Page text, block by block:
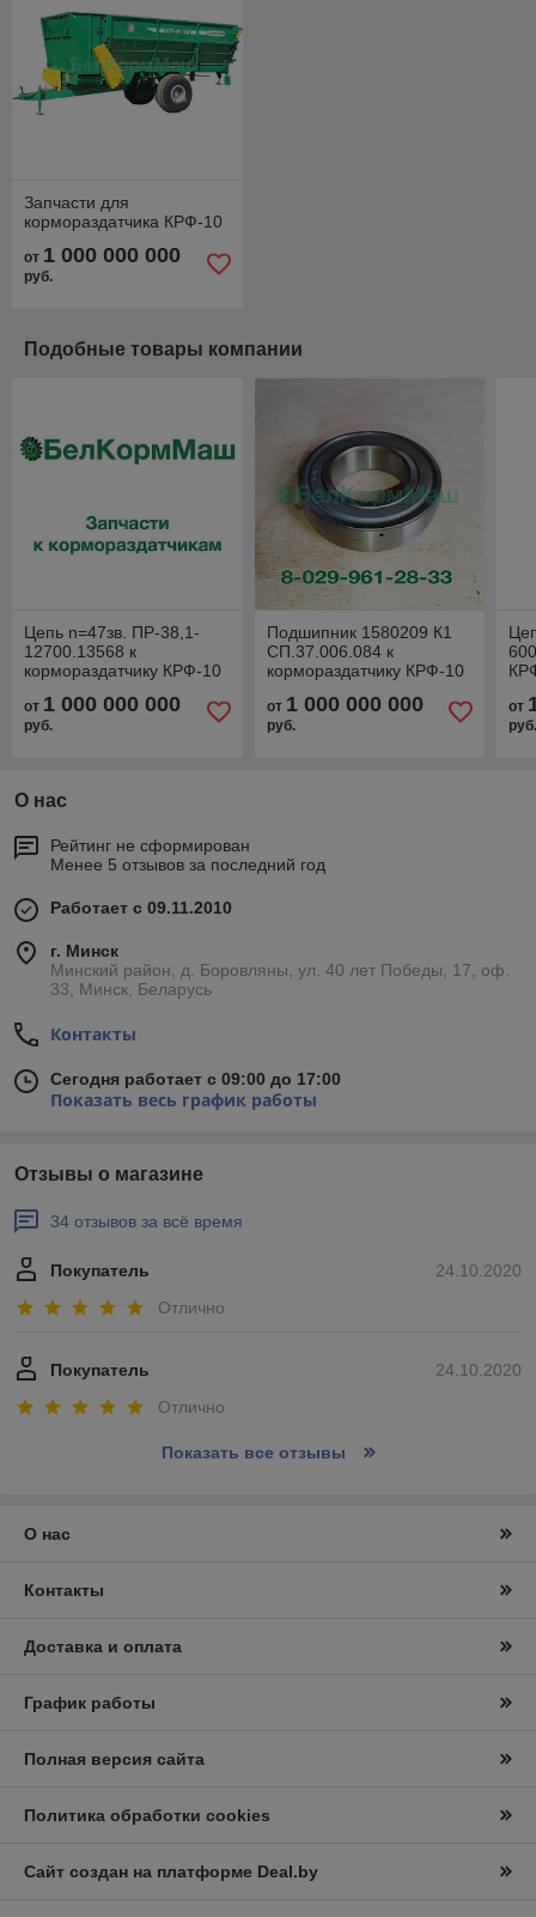
Запчасти для
кормораздатчика КРФ-10
от 1 000 000 000
руб.
Подобные товары компании
Цепь n=47зв. ПР-38,1-
12700.13568 к
кормораздатчику КРФ-10
от 1 000 000 000
руб.
Подшипник 1580209 К1
СП.37.006.084 к
кормораздатчику КРФ-10
от 1 000 000 000
руб.
от
О нас
Рейтинг не сформирован
Менее 5 отзывов за последний год
Работает с 09.11.2010
г. Минск
Минский район, д. Боровляны, ул. 40 лет Победы, 17, оф.
33, Минск, Беларусь
Контакты
Сегодня работает с 09:00 до 17:00
Показать весь график работы
Отзывы о магазине
34 отзывов за всё время
24.10.2020
Покупатель
Отлично
24.10.2020
Покупатель
Отлично
Показать все отзывы
О нас
Контакты
Доставка и оплата
График работы
Полная версия сайта
Политика обработки cookies
Сайт создан на платформе Deal.by